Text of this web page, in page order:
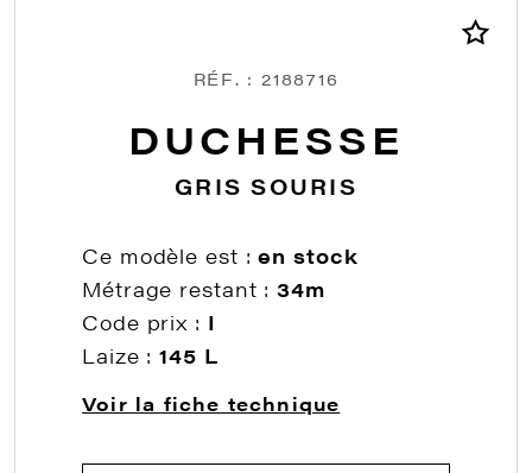
RÉF. : 2188716
DUCHESSE
GRIS SOURIS
Ce modèle est :en stock
Métrage restant :34m
Code prix : I
Laize :145 L
Voir la fiche technique